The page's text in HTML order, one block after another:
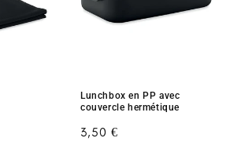
Lunchbox en PP avec
couvercle hermétique
Prix
3,50 €